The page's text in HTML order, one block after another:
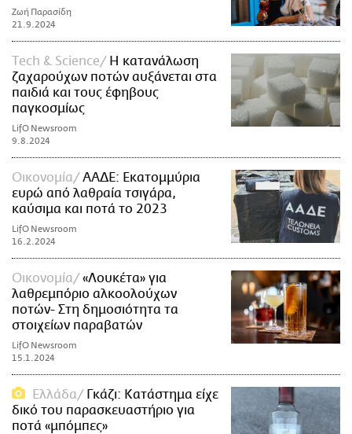
Ζωή Παρασίδη
21.9.2024
Τech & Science
Η κατανάλωση
ζαχαρούχων ποτών αυξάνεται στα
παιδιά και τους έφηβους
παγκοσμίως
LifO Newsroom
9.8.2024
Οικονομία
ΑΑΔΕ: Εκατομμύρια
ευρώ από λαθραία τσιγάρα,
καύσιμα και ποτά το 2023
LifO Newsroom
16.2.2024
Οικονομία
«Λουκέτα» για
λαθρεμπόριο αλκοολούχων
ποτών- Στη δημοσιότητα τα
στοιχείων παραβατών
LifO Newsroom
15.1.2024
Ελλάδα
Γκάζι: Κατάστημα είχε
δικό του παρασκευαστήριο για
ποτά «μπόμπες»